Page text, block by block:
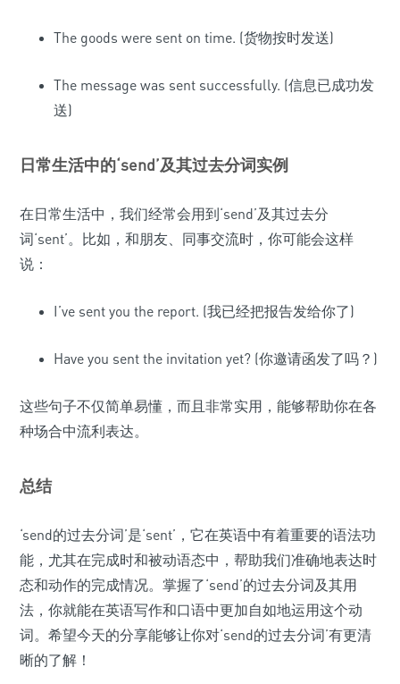
The goods were sent on time. (货物按时发送)
The message was sent successfully. (信息已成功发
送)
日常生活中的‘send’及其过去分词实例
在日常生活中，我们经常会用到‘send’及其过去分
词‘sent’。比如，和朋友、同事交流时，你可能会这样
说：
I’ve sent you the report. (我已经把报告发给你了)
Have you sent the invitation yet? (你邀请函发了吗？)
这些句子不仅简单易懂，而且非常实用，能够帮助你在各
种场合中流利表达。
总结
‘send的过去分词’是‘sent’，它在英语中有着重要的语法功
能，尤其在完成时和被动语态中，帮助我们准确地表达时
态和动作的完成情况。掌握了‘send’的过去分词及其用
法，你就能在英语写作和口语中更加自如地运用这个动
词。希望今天的分享能够让你对‘send的过去分词’有更清
晰的了解！